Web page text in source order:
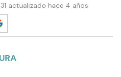
actualizado hace 4 años